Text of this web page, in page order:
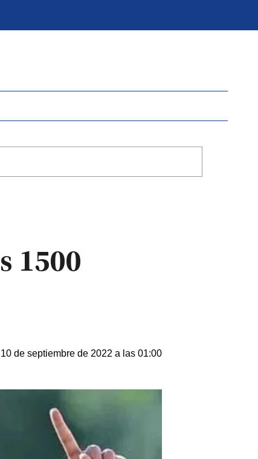
1500
de septiembre de 2022 a las 01:00